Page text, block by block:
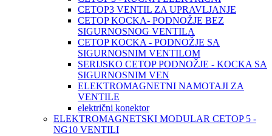
CETOP3 VENTIL ZA UPRAVLJANJE
CETOP KOCKA- PODNOŽJE BEZ
SIGURNOSNOG VENTILA
CETOP KOCKA - PODNOŽJE SA
SIGURNOSNIM VENTILOM
SERIJSKO CETOP PODNOŽJE - KOCKA SA
SIGURNOSNIM VEN
ELEKTROMAGNETNI NAMOTAJI ZA
VENTILE
električni konektor
ELEKTROMAGNETSKI MODULAR CETOP 5 -
NG10 VENTILI